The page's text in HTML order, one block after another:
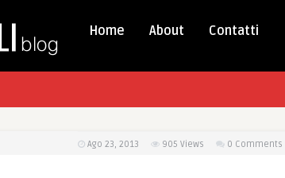
Home About Contatti
Ago 23, 2013 905 Views 0 Comments